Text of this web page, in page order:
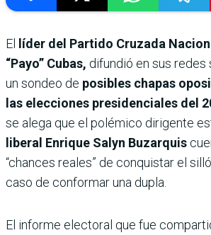
El líder del Partido Cruzada
“Payo” Cubas, difundió en sus
un sondeo de posibles chapas
las elecciones presidenciales del
se alega que el polémico dirigente
liberal Enrique Salyn Buzarquis
“chances reales” de conquistar el
caso de conformar una dupla.
El informe electoral que fue